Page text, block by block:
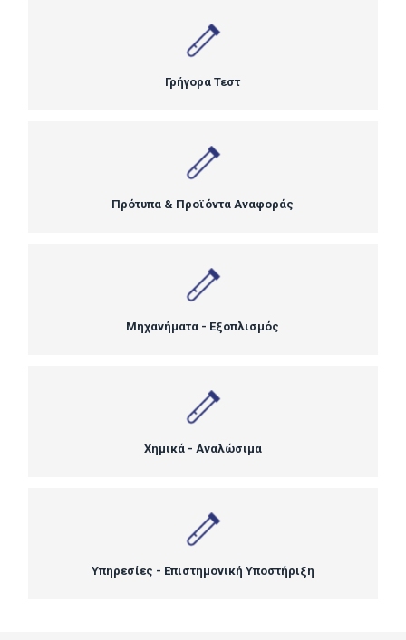
Γρήγορα Τεστ
Πρότυπα & Προϊόντα Αναφοράς
Μηχανήματα - Εξοπλισμός
Χημικά - Αναλώσιμα
Υπηρεσίες - Επιστημονική Υποστήριξη